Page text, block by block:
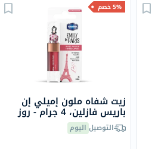
5% خصم
زيت شفاه ملون إميلي إن
باريس فازلين، 4 جرام - روز
امورالتوصيل اليوم